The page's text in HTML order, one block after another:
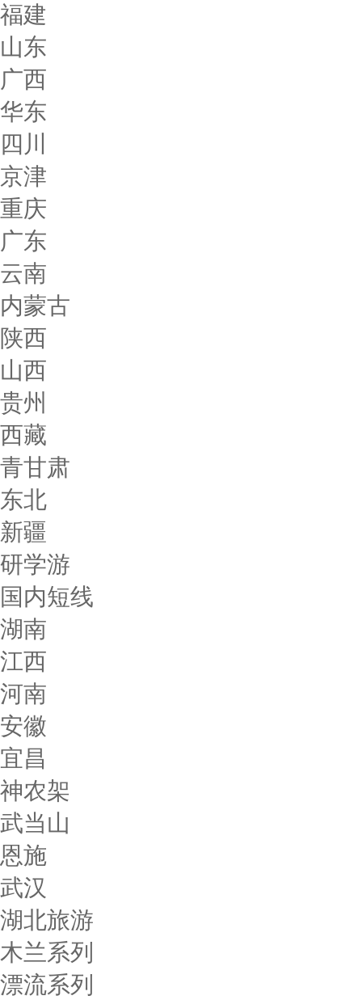
福建
山东
广西
华东
四川
京津
重庆
广东
云南
内蒙古
陕西
山西
贵州
西藏
青甘肃
东北
新疆
研学游
国内短线
湖南
江西
河南
安徽
宜昌
神农架
武当山
恩施
武汉
湖北旅游
木兰系列
漂流系列